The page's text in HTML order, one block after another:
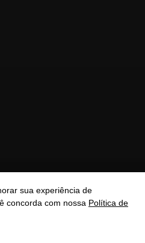
sua experiência de
concorda com nossa Política de
os direitos reservados.
| contato@nztbr.com